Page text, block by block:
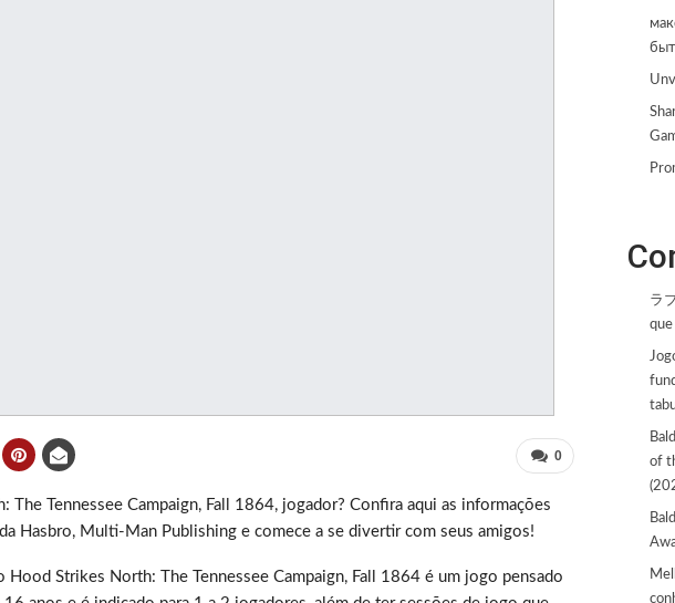
0
The Tennessee Campaign, Fall 1864, jogador? Confira aqui as informações
Hasbro, Multi-Man Publishing e comece a se divertir com seus amigos!
Hood Strikes North: The Tennessee Campaign, Fall 1864 é um jogo pensado
ラ
que
of